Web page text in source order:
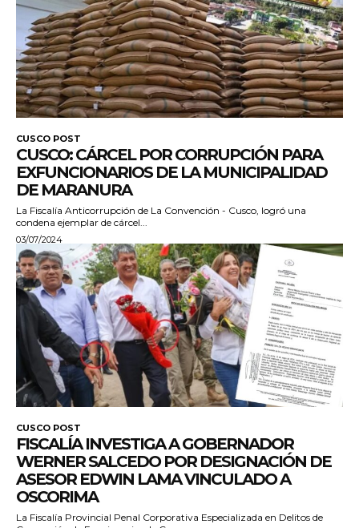
CUSCO POST
CUSCO: CÁRCEL POR CORRUPCIÓN PARA
EXFUNCIONARIOS DE LA MUNICIPALIDAD
DE MARANURA
La Fiscalía Anticorrupción de La Convención - Cusco, logró una
condena ejemplar de cárcel...
03/07/2024
CUSCO POST
FISCALÍA INVESTIGA A GOBERNADOR
WERNER SALCEDO POR DESIGNACIÓN DE
ASESOR EDWIN LAMA VINCULADO A
OSCORIMA
La Fiscalía Provincial Penal Corporativa Especializada en Delitos de